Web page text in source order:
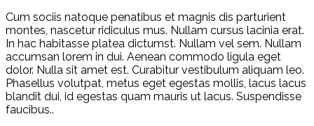
Cum sociis natoque penatibus et magnis dis parturient
montes, nascetur ridiculus mus. Nullam cursus lacinia erat.
In hac habitasse platea dictumst. Nullam vel sem. Nullam
accumsan lorem in dui. Aenean commodo ligula eget
dolor. Nulla sit amet est. Curabitur vestibulum aliquam leo.
Phasellus volutpat, metus eget egestas mollis, lacus lacus
blandit dui, id egestas quam mauris ut lacus. Suspendisse
faucibus..